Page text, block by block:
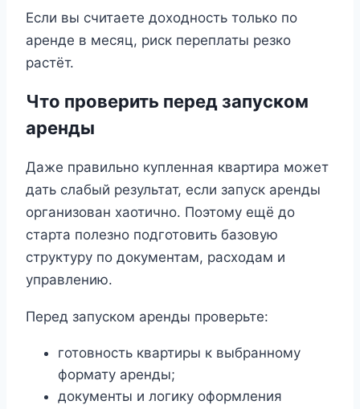
Если вы считаете доходность только по
аренде в месяц, риск переплаты резко
растёт.
Что проверить перед запуском
аренды
Даже правильно купленная квартира может
дать слабый результат, если запуск аренды
организован хаотично. Поэтому ещё до
старта полезно подготовить базовую
структуру по документам, расходам и
управлению.
Перед запуском аренды проверьте:
готовность квартиры к выбранному
формату аренды;
документы и логику оформления